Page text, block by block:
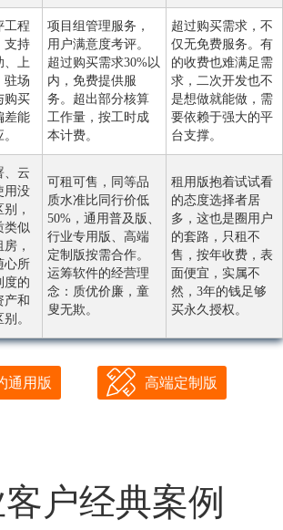
工程
支持
、上
驻场
购买
差能
项目组管理服务，
用户满意度考评。
超过购买需求30%以
内，免费提供服
务。超出部分核算
工作量，按工时成
本计费。
超过购买需求，不
仅无免费服务。有
的收费也难满足需
求，二次开发也不
是想做就能做，需
要依赖于强大的平
台支撑。
、云
用没
，
类似
，
心所
度的
产和
。
可租可售，同等品
质水准比同行价低
50%，通用普及版、
行业专用版、高端
定制版按需合作。
运筹软件的经营理
念：质优价廉，童
叟无欺。
租用版抱着试试看
的态度选择者居
多，这也是圈用户
的套路，只租不
售，按年收费，表
面便宜，实属不
然，3年的钱足够
买永久授权。
通用版 高端定制版
户经典案例